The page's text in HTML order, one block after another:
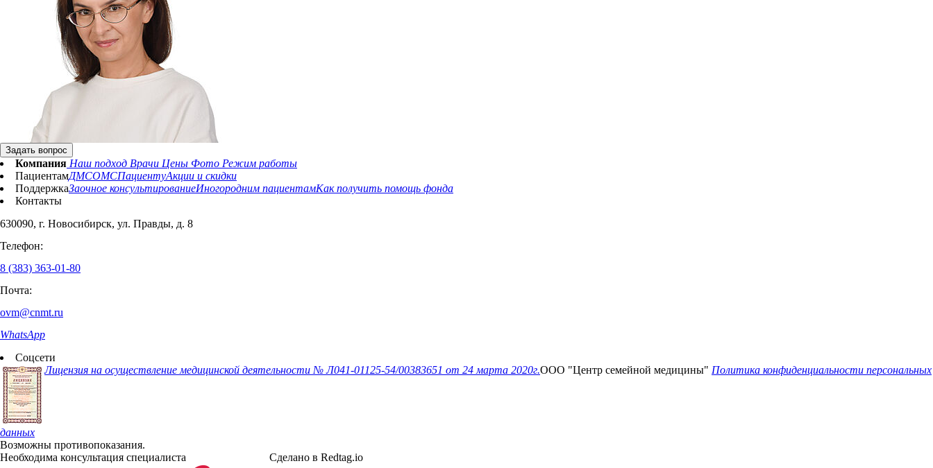
Задать вопрос
Компания Наш подход Врачи Цены Фото Режим работы
ПациентамДМСОМСПациентуАкции и скидки
ПоддержкаЗаочное консультированиеИногородним пациентамКак получить помощь фонда
Контакты
630090, г. Новосибирск, ул. Правды, д. 8
Телефон:
8 (383) 363-01-80
Почта:
ovm@cnmt.ru
WhatsApp
Соцсети
Лицензия на осуществление медицинской деятельности № Л041-01125-54/00383651 от 24 марта 2020г.ООО "Центр семейной медицины" Политика конфиденциальности персональных
данных
Возможны противопоказания.
Необходима консультация специалиста
Сделано в Redtag.io